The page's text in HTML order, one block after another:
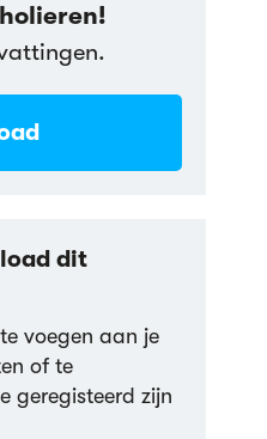
dit
voegen aan je
of te
geregisteerd zijn